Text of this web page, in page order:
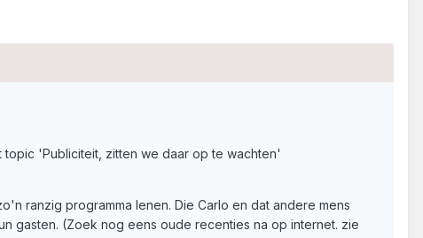
'Publiciteit, zitten we daar op te wachten'
ranzig programma lenen. Die Carlo en dat andere mens
gasten. (Zoek nog eens oude recenties na op internet. zie